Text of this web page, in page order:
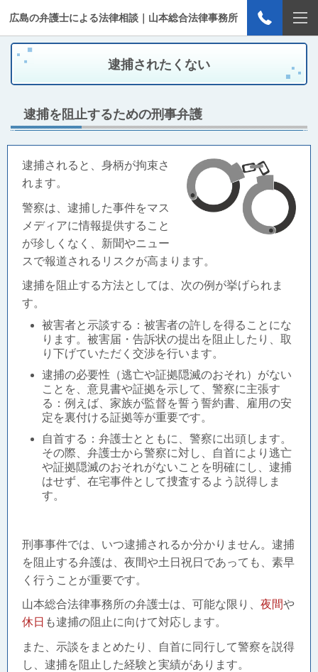
広島の弁護士による法律相談｜山本総合法律事務所
逮捕されたくない
逮捕を阻止するための刑事弁護
逮捕されると、身柄が拘束さ
れます。
警察は、逮捕した事件をマス
メディアに情報提供すること
が珍しくなく、新聞やニュー
スで報道されるリスクが高まります。
逮捕を阻止する方法としては、次の例が挙げられま
す。
被害者と示談する：被害者の許しを得ることにな
ります。被害届・告訴状の提出を阻止したり、取
り下げていただく交渉を行います。
逮捕の必要性（逃亡や証拠隠滅のおそれ）がない
ことを、意見書や証拠を示して、警察に主張す
る：例えば、家族が監督を誓う誓約書、雇用の安
定を裏付ける証拠等が重要です。
自首する：弁護士とともに、警察に出頭します。
その際、弁護士から警察に対し、自首により逃亡
や証拠隠滅のおそれがないことを明確にし、逮捕
はせず、在宅事件として捜査するよう説得しま
す。
刑事事件では、いつ逮捕されるか分かりません。逮捕
を阻止する弁護は、夜間や土日祝日であっても、素早
く行うことが重要です。
山本総合法律事務所の弁護士は、可能な限り、 夜間や
休日 も逮捕の阻止に向けて対応します。
また、示談をまとめたり、自首に同行して警察を説得
し、逮捕を阻止した経験と実績があります。